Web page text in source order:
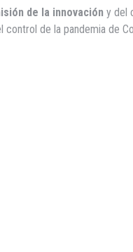
de la innovación y del
de la pandemia de